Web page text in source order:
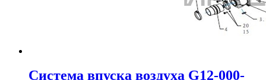
Система впуска воздуха G12-000-